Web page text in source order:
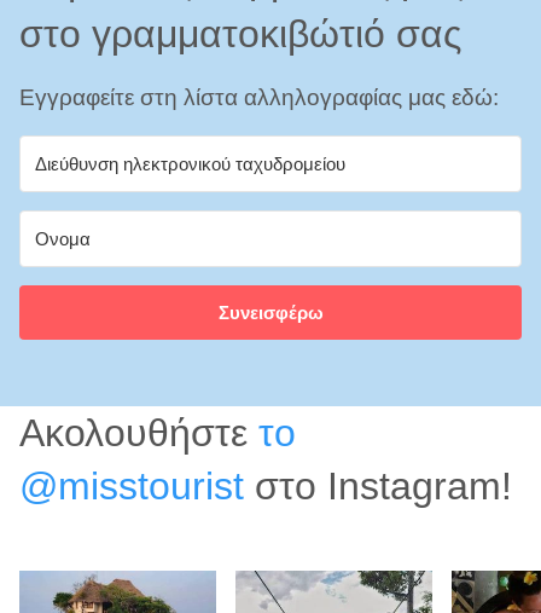
στο γραμματοκιβώτιό σας
Εγγραφείτε στη λίστα αλληλογραφίας μας εδώ:
Συνεισφέρω
Ακολουθήστε το
@misstourist στο Instagram!